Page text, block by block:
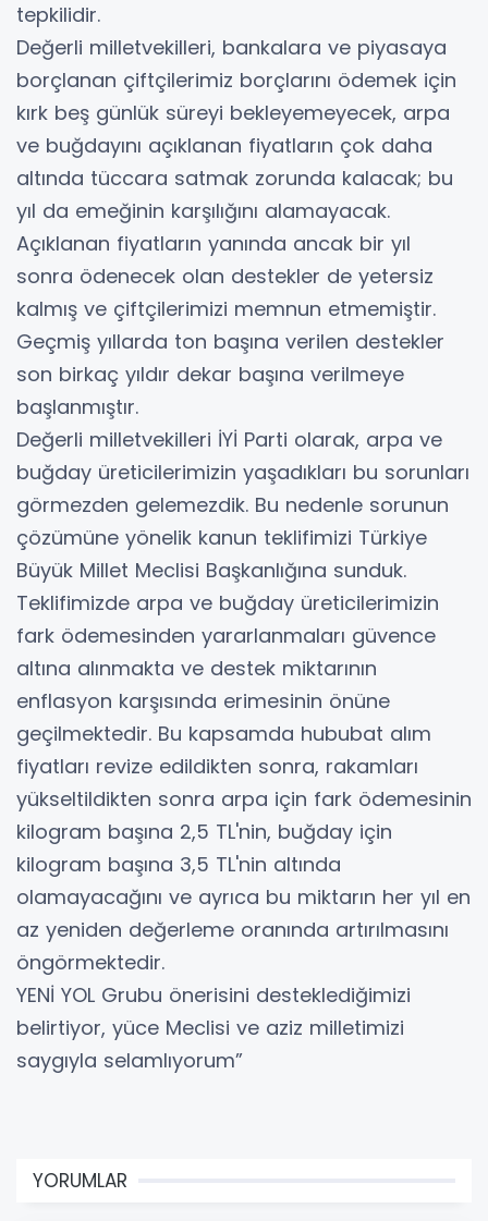
tepkilidir.
Değerli milletvekilleri, bankalara ve piyasaya
borçlanan çiftçilerimiz borçlarını ödemek için
kırk beş günlük süreyi bekleyemeyecek, arpa
ve buğdayını açıklanan fiyatların çok daha
altında tüccara satmak zorunda kalacak; bu
yıl da emeğinin karşılığını alamayacak.
Açıklanan fiyatların yanında ancak bir yıl
sonra ödenecek olan destekler de yetersiz
kalmış ve çiftçilerimizi memnun etmemiştir.
Geçmiş yıllarda ton başına verilen destekler
son birkaç yıldır dekar başına verilmeye
başlanmıştır.
Değerli milletvekilleri İYİ Parti olarak, arpa ve
buğday üreticilerimizin yaşadıkları bu sorunları
görmezden gelemezdik. Bu nedenle sorunun
çözümüne yönelik kanun teklifimizi Türkiye
Büyük Millet Meclisi Başkanlığına sunduk.
Teklifimizde arpa ve buğday üreticilerimizin
fark ödemesinden yararlanmaları güvence
altına alınmakta ve destek miktarının
enflasyon karşısında erimesinin önüne
geçilmektedir. Bu kapsamda hububat alım
fiyatları revize edildikten sonra, rakamları
yükseltildikten sonra arpa için fark ödemesinin
kilogram başına 2,5 TL'nin, buğday için
kilogram başına 3,5 TL'nin altında
olamayacağını ve ayrıca bu miktarın her yıl en
az yeniden değerleme oranında artırılmasını
öngörmektedir.
YENİ YOL Grubu önerisini desteklediğimizi
belirtiyor, yüce Meclisi ve aziz milletimizi
saygıyla selamlıyorum”
YORUMLAR